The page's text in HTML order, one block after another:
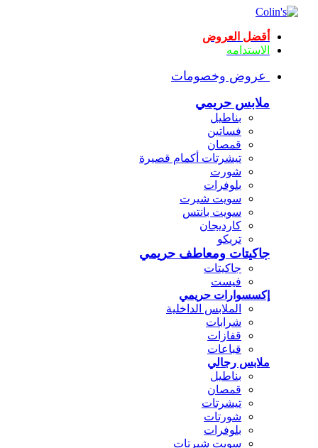
أقضل العروض
الاستدامه
عروض وخصومات
ملابس حريمي
بناطيل
فساتين
قمصان
تيشرتات أكمام قصيرة
شورت
بلوفرات
سويت شيرت
سويت بانتس
كارديجان
تريكو
جاكيتات ومعاطف حريمي
جاكيتات
فيست
إكسسوارات حريمي
الملابس الداخلية
شرابات
قفازات
قباعات
ملابس رجالي
بناطيل
قمصان
تيشرتات
شورتات
بلوفرات
سويت شيرتات